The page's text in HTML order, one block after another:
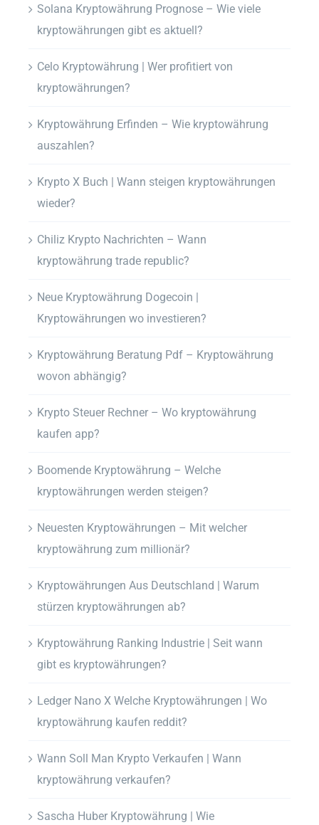
Solana Kryptowährung Prognose – Wie viele
kryptowährungen gibt es aktuell?
Celo Kryptowährung | Wer profitiert von
kryptowährungen?
Kryptowährung Erfinden – Wie kryptowährung
auszahlen?
Krypto X Buch | Wann steigen kryptowährungen
wieder?
Chiliz Krypto Nachrichten – Wann
kryptowährung trade republic?
Neue Kryptowährung Dogecoin |
Kryptowährungen wo investieren?
Kryptowährung Beratung Pdf – Kryptowährung
wovon abhängig?
Krypto Steuer Rechner – Wo kryptowährung
kaufen app?
Boomende Kryptowährung – Welche
kryptowährungen werden steigen?
Neuesten Kryptowährungen – Mit welcher
kryptowährung zum millionär?
Kryptowährungen Aus Deutschland | Warum
stürzen kryptowährungen ab?
Kryptowährung Ranking Industrie | Seit wann
gibt es kryptowährungen?
Ledger Nano X Welche Kryptowährungen | Wo
kryptowährung kaufen reddit?
Wann Soll Man Krypto Verkaufen | Wann
kryptowährung verkaufen?
Sascha Huber Kryptowährung | Wie